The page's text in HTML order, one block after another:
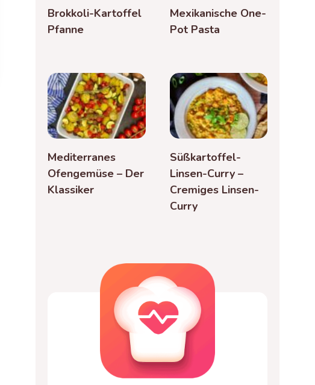
Brokkoli-Kartoffel
Pfanne
Mexikanische One-
Pot Pasta
Mediterranes
Ofengemüse – Der
Klassiker
Süßkartoffel-
Linsen-Curry –
Cremiges Linsen-
Curry